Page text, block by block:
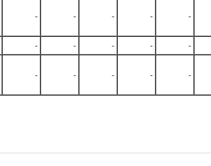
- - - - -
- - - - -
- - - - -